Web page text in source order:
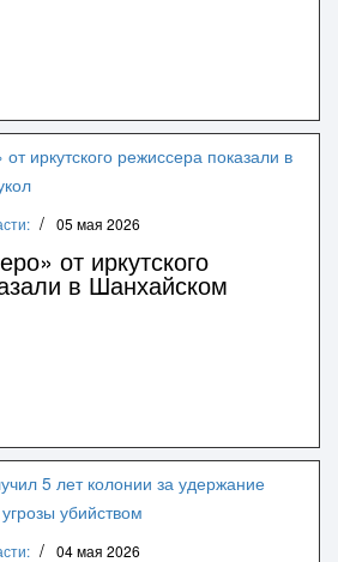
05 мая 2026
от иркутского
в Шанхайском
04 мая 2026